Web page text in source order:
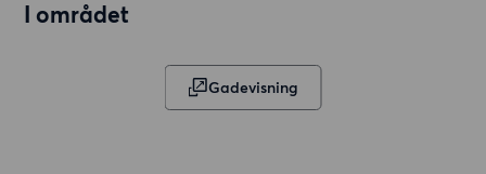
I området
Gadevisning